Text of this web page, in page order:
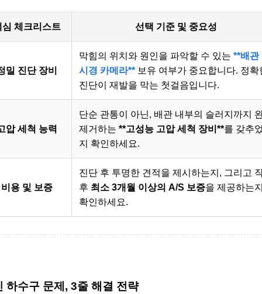
심 체크리스트 선택 기준 및 중요성
밀 진단 장비
막힘의 위치와 원인을 파악할 수 있는 **배관
시경 카메라** 보유 여부가 중요합니다. 정확
진단이 재발을 막는 첫걸음입니다.
압 세척 능력
단순 관통이 아닌, 배관 내부의 슬러지까지
제거하는 **고성능 고압 세척 장비**를 갖추
지 확인하세요.
비용 및 보증
진단 후 투명한 견적을 제시하는지, 그리고
후 최소 3개월 이상의 A/S 보증을 제공하는
확인하세요.
하수구 문제, 3줄 해결 전략